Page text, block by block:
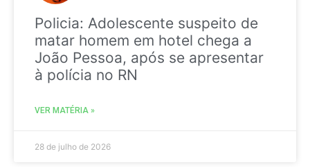
Policia: Adolescente suspeito de
matar homem em hotel chega a
João Pessoa, após se apresentar
à polícia no RN
VER MATÉRIA »
28 de julho de 2026